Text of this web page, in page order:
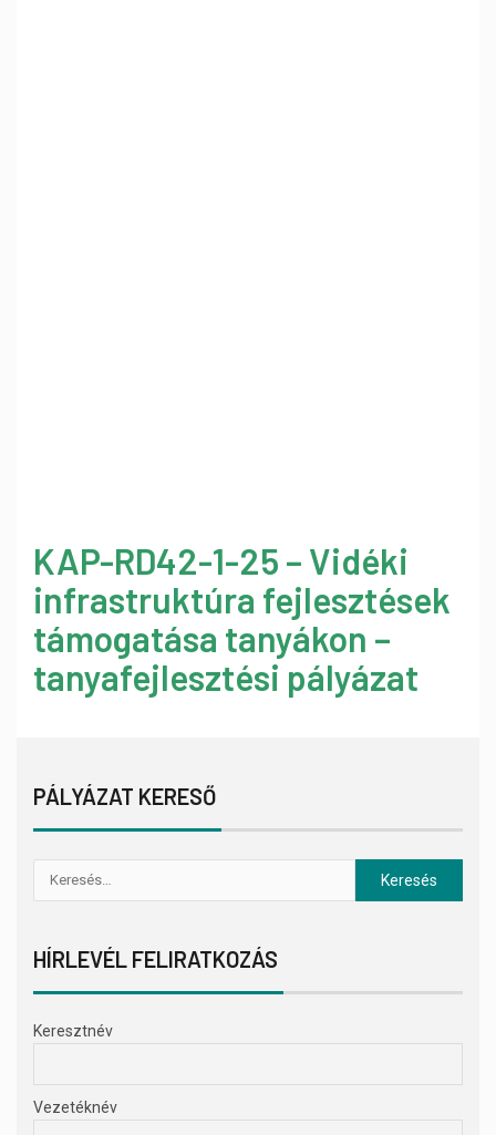
KAP-RD42-1-25 – Vidéki
infrastruktúra fejlesztések
támogatása tanyákon –
tanyafejlesztési pályázat
PÁLYÁZAT KERESŐ
HÍRLEVÉL FELIRATKOZÁS
Keresztnév
Vezetéknév